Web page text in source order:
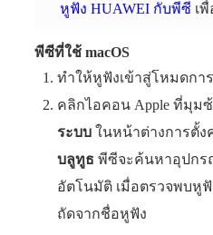
หูฟัง HUAWEI กับพีซี เ
พีซีที่ใช้ macOS
ทำให้หูฟังเข้าสู่โหมดกา
คลิกไอคอน Apple ที่มุม
ระบบ ในหน้าต่างการตั้ง
บลูทูธ พีซีจะค้นหาอุปกร
อัตโนมัติ เมื่อตรวจพบหู
ถัดจากชื่อหูฟัง